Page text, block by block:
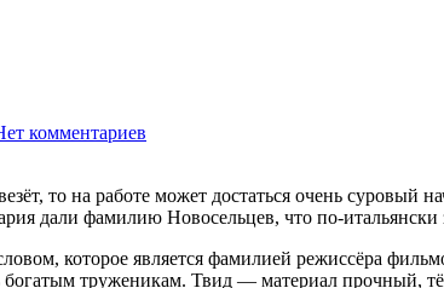
комментариев
то на работе может достаться очень суровый
дали фамилию Новосельцев, что по-итальянски
которое является фамилией режиссёра
труженикам. Твид — материал прочный,